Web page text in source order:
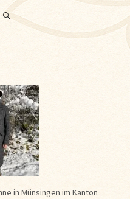
in Münsingen im Kanton